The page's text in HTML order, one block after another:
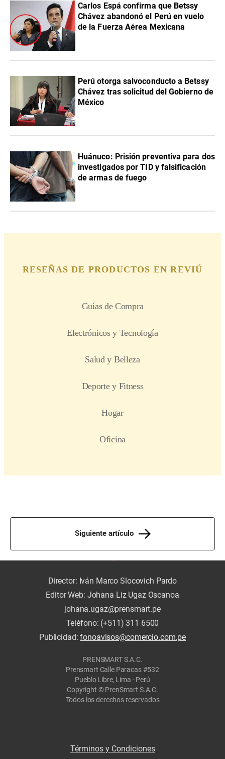
Carlos Espá confirma que Betssy
Chávez abandonó el Perú en vuelo
de la Fuerza Aérea Mexicana
Perú otorga salvoconducto a Betssy
Chávez tras solicitud del Gobierno de
México
Huánuco: Prisión preventiva para dos
investigados por TID y falsificación
de armas de fuego
Siguiente artículo
Director: Iván Marco Slocovich Pardo
Editor Web: Johana Liz Ugaz Oscanoa
johana.ugaz@prensmart.pe
Teléfono: (+511) 311 6500
Publicidad:fonoavisos@comercio.com.pe
PRENSMART S.A.C.
Prensmart Calle Paracas #532
Pueblo Libre, Lima - Perú
Copyright © PrenSmart S.A.C.
Todos los derechos reservados
Términos y Condiciones